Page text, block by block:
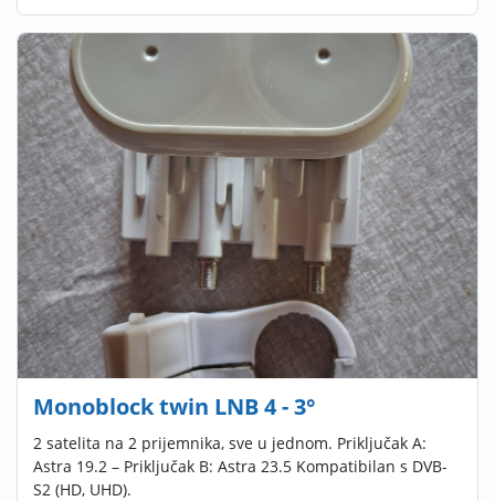
Monoblock twin LNB 4 - 3°
2 satelita na 2 prijemnika, sve u jednom. Priključak A:
Astra 19.2 – Priključak B: Astra 23.5 Kompatibilan s DVB-
S2 (HD, UHD).